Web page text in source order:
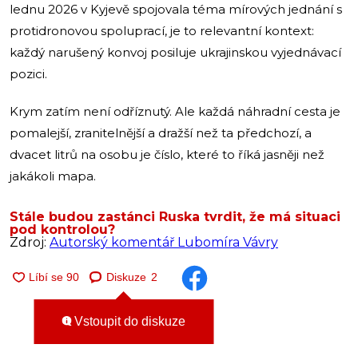
lednu 2026 v Kyjevě spojovala téma mírových jednání s
protidronovou spoluprací, je to relevantní kontext:
každý narušený konvoj posiluje ukrajinskou vyjednávací
pozici.
Krym zatím není odříznutý. Ale každá náhradní cesta je
pomalejší, zranitelnější a dražší než ta předchozí, a
dvacet litrů na osobu je číslo, které to říká jasněji než
jakákoli mapa.
Stále budou zastánci Ruska tvrdit, že má situaci
pod kontrolou?
Zdroj: Autorský komentář Lubomíra Vávry
Diskuze 2
Vstoupit do diskuze